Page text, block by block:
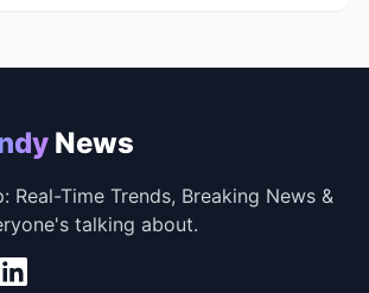
News
Real-Time Trends, Breaking News &
talking about.
LinkedIn